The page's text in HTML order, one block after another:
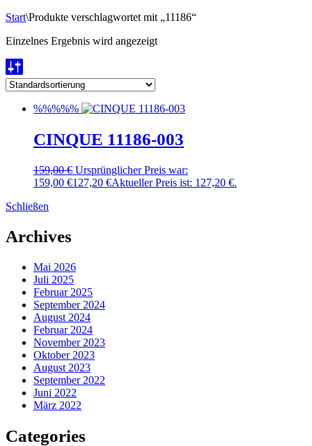
Start\Produkte verschlagwortet mit „11186“
Einzelnes Ergebnis wird angezeigt
%%%%%
CINQUE 11186-003
159,00€ Ursprünglicher Preis war:
159,00 €127,20 €Aktueller Preis ist: 127,20 €.
Schließen
Archives
Mai 2026
Juli 2025
Februar 2025
September 2024
August 2024
Februar 2024
November 2023
Oktober 2023
August 2023
September 2022
Juni 2022
März 2022
Categories